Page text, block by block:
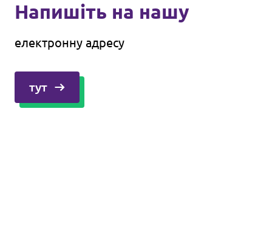
Напишіть на нашу
електронну адресу
тут